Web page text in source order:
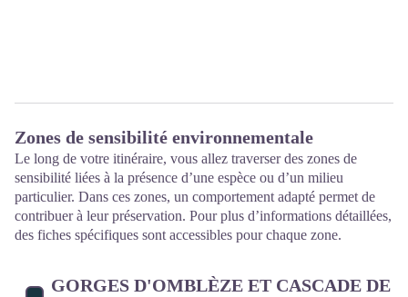
Zones de sensibilité environnementale
Le long de votre itinéraire, vous allez traverser des zones de
sensibilité liées à la présence d’une espèce ou d’un milieu
particulier. Dans ces zones, un comportement adapté permet de
contribuer à leur préservation. Pour plus d’informations détaillées,
des fiches spécifiques sont accessibles pour chaque zone.
GORGES D'OMBLÈZE ET CASCADE DE